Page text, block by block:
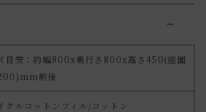
目安：約幅800x奥行き800x高さ450(座面
前後
クルコットンフィル/コットン